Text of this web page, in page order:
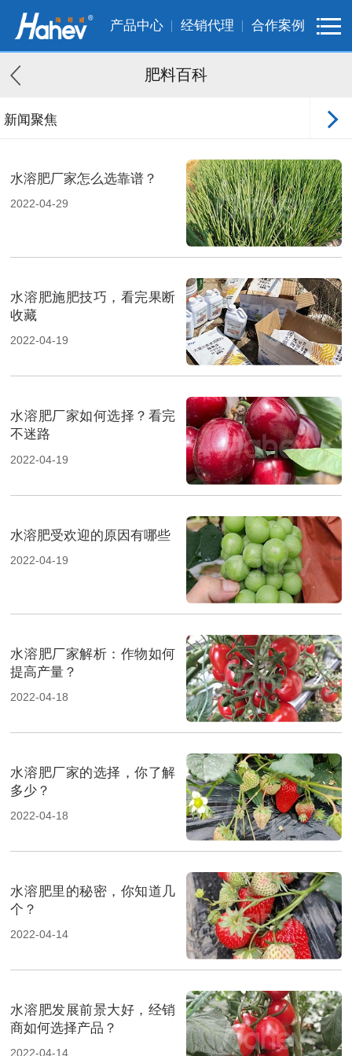
产品中心 经销代理 合作案例
肥料百科
新闻聚焦
水溶肥厂家怎么选靠谱？
2022-04-29
水溶肥施肥技巧，看完果断
收藏
2022-04-19
水溶肥厂家如何选择？看完
不迷路
2022-04-19
水溶肥受欢迎的原因有哪些
2022-04-19
水溶肥厂家解析：作物如何
提高产量？
2022-04-18
水溶肥厂家的选择，你了解
多少？
2022-04-18
水溶肥里的秘密，你知道几
个？
2022-04-14
水溶肥发展前景大好，经销
商如何选择产品？
2022-04-14